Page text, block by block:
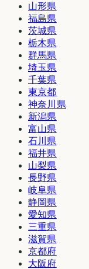
山形県
福島県
茨城県
栃木県
群馬県
埼玉県
千葉県
東京都
神奈川県
新潟県
富山県
石川県
福井県
山梨県
長野県
岐阜県
静岡県
愛知県
三重県
滋賀県
京都府
大阪府